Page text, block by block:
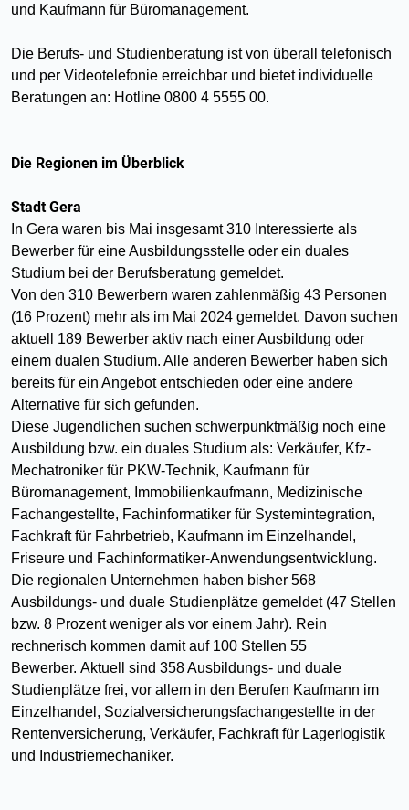
und Kaufmann für Büromanagement.
Die Berufs- und Studienberatung ist von überall telefonisch
und per Videotelefonie erreichbar und bietet individuelle
Beratungen an: Hotline 0800 4 5555 00.
Die Regionen im Überblick
Stadt Gera
In Gera waren bis Mai insgesamt 310 Interessierte als
Bewerber für eine Ausbildungsstelle oder ein duales
Studium bei der Berufsberatung gemeldet.
Von den 310 Bewerbern waren zahlenmäßig 43 Personen
(16 Prozent) mehr als im Mai 2024 gemeldet. Davon suchen
aktuell 189 Bewerber aktiv nach einer Ausbildung oder
einem dualen Studium. Alle anderen Bewerber haben sich
bereits für ein Angebot entschieden oder eine andere
Alternative für sich gefunden.
Diese Jugendlichen suchen schwerpunktmäßig noch eine
Ausbildung bzw. ein duales Studium als: Verkäufer, Kfz-
Mechatroniker für PKW-Technik, Kaufmann für
Büromanagement, Immobilienkaufmann, Medizinische
Fachangestellte, Fachinformatiker für Systemintegration,
Fachkraft für Fahrbetrieb, Kaufmann im Einzelhandel,
Friseure und Fachinformatiker-Anwendungsentwicklung.
Die regionalen Unternehmen haben bisher 568
Ausbildungs- und duale Studienplätze gemeldet (47 Stellen
bzw. 8 Prozent weniger als vor einem Jahr). Rein
rechnerisch kommen damit auf 100 Stellen 55
Bewerber. Aktuell sind 358 Ausbildungs- und duale
Studienplätze frei, vor allem in den Berufen Kaufmann im
Einzelhandel, Sozialversicherungsfachangestellte in der
Rentenversicherung, Verkäufer, Fachkraft für Lagerlogistik
und Industriemechaniker.